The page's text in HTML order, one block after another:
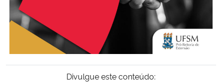
Divulgue este conteúdo: